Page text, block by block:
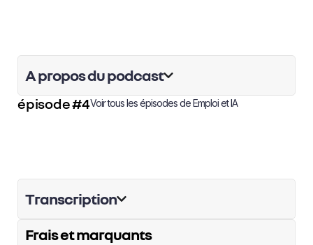
A propos du podcast
épisode #4Voir tous les épisodes deEmploi et IA
Transcription
Frais et marquants